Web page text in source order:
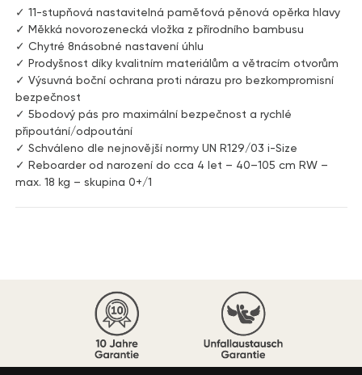
✓ 11-stupňová nastavitelná paměťová pěnová opěrka hlavy
✓ Měkká novorozenecká vložka z přírodního bambusu
✓ Chytré 8násobné nastavení úhlu
✓ Prodyšnost díky kvalitním materiálům a větracím otvorům
✓ Výsuvná boční ochrana proti nárazu pro bezkompromisní
bezpečnost
✓ 5bodový pás pro maximální bezpečnost a rychlé
připoutání/odpoutání
✓ Schváleno dle nejnovější normy UN R129/03 i-Size
✓ Reboarder od narození do cca 4 let – 40–105 cm RW –
max. 18 kg – skupina 0+/1